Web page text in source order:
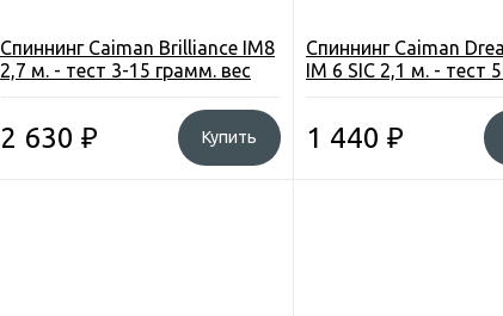
Спиннинг Caiman Brilliance IM8
2,7 м. - тест 3-15 грамм. вес
2 630 ₽ Купить
Спиннинг Caiman
IM 6 SIC 2,1 м. - тест
1 440 ₽